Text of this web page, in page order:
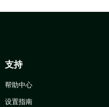
支持
帮助中心
设置指南